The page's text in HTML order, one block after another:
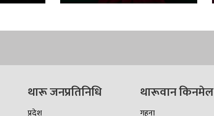
थारू जनप्रतिनिधि
प्रदेश
थारूवान किनमेल
गहना